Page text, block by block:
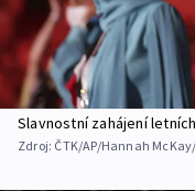
Slavnostní zahájení
Zdroj: ČTK/AP/Hannah